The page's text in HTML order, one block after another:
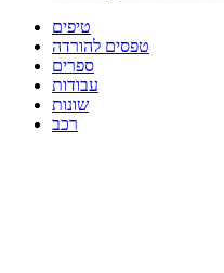
טיפים
טפסים להורדה
ספרים
עבודות
שונות
רכב